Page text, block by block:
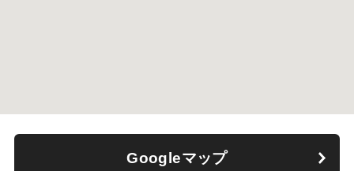
Googleマップ